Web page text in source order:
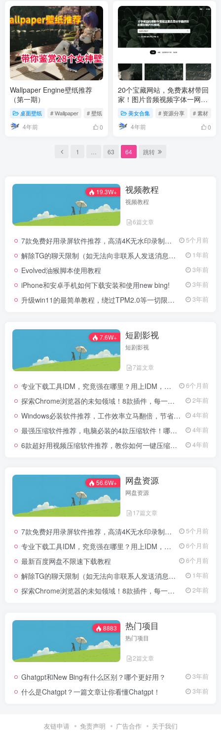
Wallpaper Engine壁纸推荐
（第一期）
桌面壁纸 # Wallpaper # 壁纸
4年前 0
20个宝藏网站，免费素材带回
家！图片音频视频字体一网打
尽，良心推荐！
美女合集 # 资源分享 # 素材
4年前 0
1 63 64 跳转
19.3W+ 视频教程
视频教程
6篇文章
7款免费好用录屏软件推荐，高清4K无水印录制，主播UP主都在用的录屏软件 5个月前
解除TG的聊天限制（如无法向非联系人发送消息、群组发言受限等） 1年前
Evolved油猴脚本使用教程 3年前
iPhone和安卓手机如何下载安装和使用new bing! 3年前
升级win11的最简单教程，绕过TPM2.0等一切限制，win7，win8，win10直升，一步搞定一键升级 3年前
7.6W+ 短剧影视
短剧影视
7篇文章
专业下载工具IDM，究竟强在哪里？用上IDM，体验飞一般的感觉！ 6个月前
探索Chrome浏览器的未知领域！8款插件，每一个都是你浏览的必备良伴！ 2年前
Windows必装软件推荐，工作效率立马翻倍，节省更多时间来摸鱼！Windows必装软件推荐第二期【建议收藏】 4年前
最强压缩软件推荐，电脑必装的4款压缩软件！哪款是你心目中的最强压缩软件呢？ 4年前
6款超好用视频压缩软件推荐，教你如何一键压缩视频，没有画质损失，再也不用担心硬盘爆掉了！ 4年前
56.6W+ 网盘资源
网盘资源
17篇文章
7款免费好用录屏软件推荐，高清4K无水印录制，主播UP主都在用的录屏软件 5个月前
专业下载工具IDM，究竟强在哪里？用上IDM，体验飞一般的感觉！ 6个月前
最新百度网盘不限速下载教程 6个月前
解除TG的聊天限制（如无法向非联系人发送消息、群组发言受限等） 1年前
探索Chrome浏览器的未知领域！8款插件，每一个都是你浏览的必备良伴！ 2年前
8883 热门项目
热门项目
2篇文章
Ghatgpt和New Bing有什么区别？哪个更好用？ 3年前
什么是Chatgpt？一篇文章让你看懂Chatgpt！ 3年前
友链申请 免责声明 广告合作 关于我们